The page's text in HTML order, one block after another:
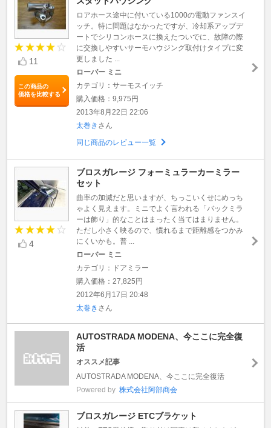
11
この商品の
価格を比較する
ロアホース途中に付いている1000の電動ファンスイ
ッチ。特に問題はなかったですが、冷却系アップデ
ートでシリコンホースに換えたついでに、故障の際
に交換しやすいサーモハウジング取付けタイプに変
更しました ...
ローバー ミニ
カテゴリ：サーモスイッチ
購入価格：9,975円
2013年8月22日 22:06
太巻き さん
同じ商品のレビュー一覧
4
ブロスガレージ フォーミュラーカーミラー
セット
曲率の加減だと思いますが、ちっこいくせにめっち
ゃよく見えます。ミニでよく言われる「バックミラ
ーは飾り」的なことはまったく当てはまりません。
ただし小さく映るので、慣れるまで距離感をつかみ
にくいかも。普 ...
ローバー ミニ
カテゴリ：ドアミラー
購入価格：27,825円
2012年6月17日 20:48
太巻き さん
AUTOSTRADA MODENA、今ここに完全復
活
オススメ記事
AUTOSTRADA MODENA、今ここに完全復活
Powered by 株式会社阿部商会
ブロスガレージ ETCブラケット